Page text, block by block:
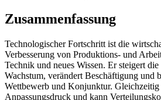
Zusammenfassung
Technologischer Fortschritt ist die
Verbesserung von Produktions- und
Technik und neues Wissen. Er steigert
Wachstum, verändert Beschäftigung und
Wettbewerb und Konjunktur. Gleichzeitig
Anpassungsdruck und kann